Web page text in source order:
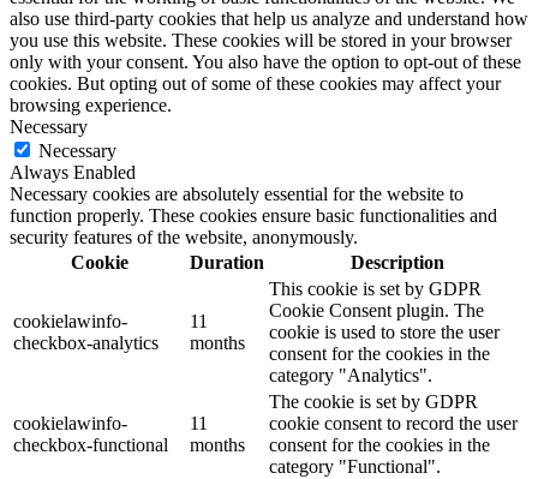
also use third-party cookies that help us analyze and understand how
you use this website. These cookies will be stored in your browser
only with your consent. You also have the option to opt-out of these
cookies. But opting out of some of these cookies may affect your
browsing experience.
Necessary
Necessary
Always Enabled
Necessary cookies are absolutely essential for the website to
function properly. These cookies ensure basic functionalities and
security features of the website, anonymously.
Cookie
Duration Description
cookielawinfo-
checkbox-analytics
11
months
This cookie is set by GDPR
Cookie Consent plugin. The
cookie is used to store the user
consent for the cookies in the
category "Analytics".
cookielawinfo-
checkbox-functional
11
months
The cookie is set by GDPR
cookie consent to record the user
consent for the cookies in the
category "Functional".